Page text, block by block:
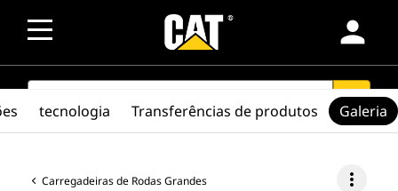
person
SEARCH search
Carregadeiras de Rodas Grandes more_vert
tecnologia Transferências de produtos Galeria